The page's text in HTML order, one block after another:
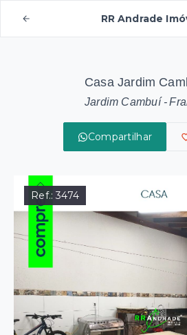
RR Andrade
Casa Jardim
Jardim Cambuí -
Compartilhar
Ref.:3474